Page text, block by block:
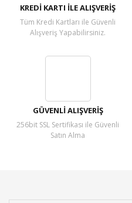
KREDİ KARTI İLE ALIŞVERİŞ
Tüm Kredi Kartları ile Güvenli
Alışveriş Yapabilirsiniz.
GÜVENLİ ALIŞVERİŞ
256bit SSL Sertifikası ile Güvenli
Satın Alma